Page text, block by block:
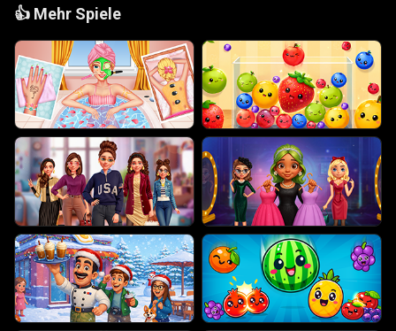
👍 Mehr Spiele